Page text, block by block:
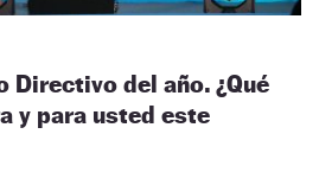
Directivo del año. ¿Qué
y para usted este